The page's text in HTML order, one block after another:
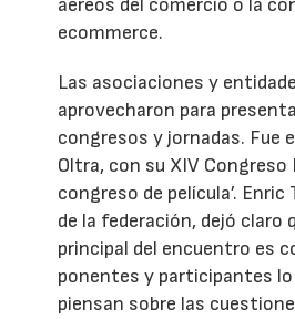
aéreos del comercio o la
ecommerce.
Las asociaciones y
aprovecharon para
congresos y jornadas. Fue
Oltra, con su XIV Congreso
congreso de película’.
de la federación, dejó claro
principal del encuentro es
ponentes y participantes
piensan sobre las